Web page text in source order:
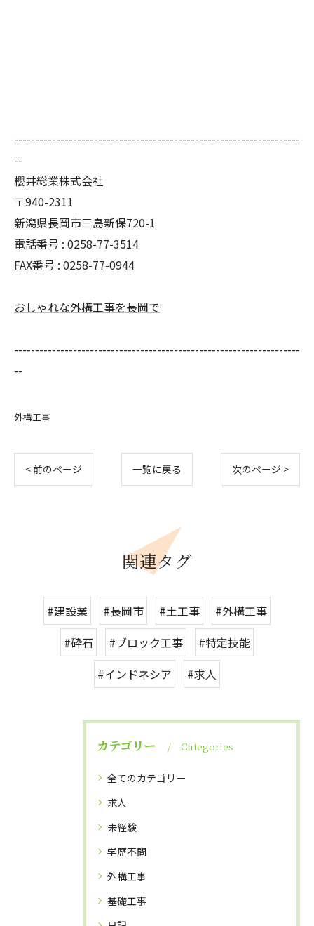
--------------------------------------------------------------------
--
櫻井総業株式会社
〒940-2311
新潟県長岡市三島新保720-1
電話番号 : 0258-77-3514
FAX番号 : 0258-77-0944
おしゃれな外構工事を長岡で
--------------------------------------------------------------------
--
外構工事
< 前のページ 一覧に戻る 次のページ >
関連タグ
#建設業 #長岡市 #土工事
#外構工事
#砕石
#ブロック工事
#特定技能
#インドネシア
#求人
カテゴリー Categories
全てのカテゴリー
求人
未経験
学歴不問
外構工事
基礎工事